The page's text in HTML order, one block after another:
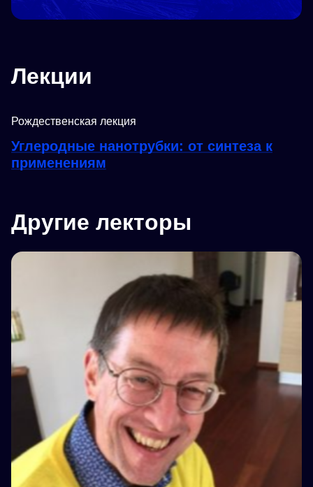
Лекции
Рождественская лекция
Углеродные нанотрубки: от синтеза к
применениям
Другие лекторы